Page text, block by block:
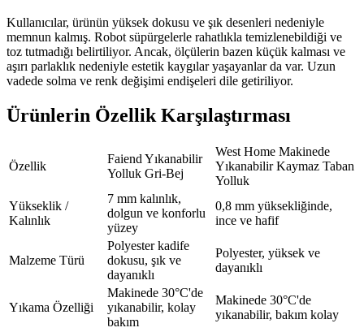
Kullanıcılar, ürünün yüksek dokusu ve şık desenleri nedeniyle
memnun kalmış. Robot süpürgelerle rahatlıkla temizlenebildiği ve
toz tutmadığı belirtiliyor. Ancak, ölçülerin bazen küçük kalması ve
aşırı parlaklık nedeniyle estetik kaygılar yaşayanlar da var. Uzun
vadede solma ve renk değişimi endişeleri dile getiriliyor.
Ürünlerin Özellik Karşılaştırması
Özellik
Faiend Yıkanabilir
Yolluk Gri-Bej
West Home Makinede
Yıkanabilir Kaymaz Taban
Yolluk
Yükseklik /
Kalınlık
7 mm kalınlık,
dolgun ve konforlu
yüzey
0,8 mm yüksekliğinde,
ince ve hafif
Malzeme Türü
Polyester kadife
dokusu, şık ve
dayanıklı
Polyester, yüksek ve
dayanıklı
Yıkama Özelliği
Makinede 30°C'de
yıkanabilir, kolay
bakım
Makinede 30°C'de
yıkanabilir, bakım kolay